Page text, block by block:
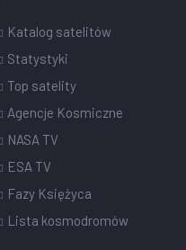
Katalog satelitów
Statystyki
Top satelity
Agencje Kosmiczne
NASA TV
ESA TV
Fazy Księżyca
Lista kosmodromów